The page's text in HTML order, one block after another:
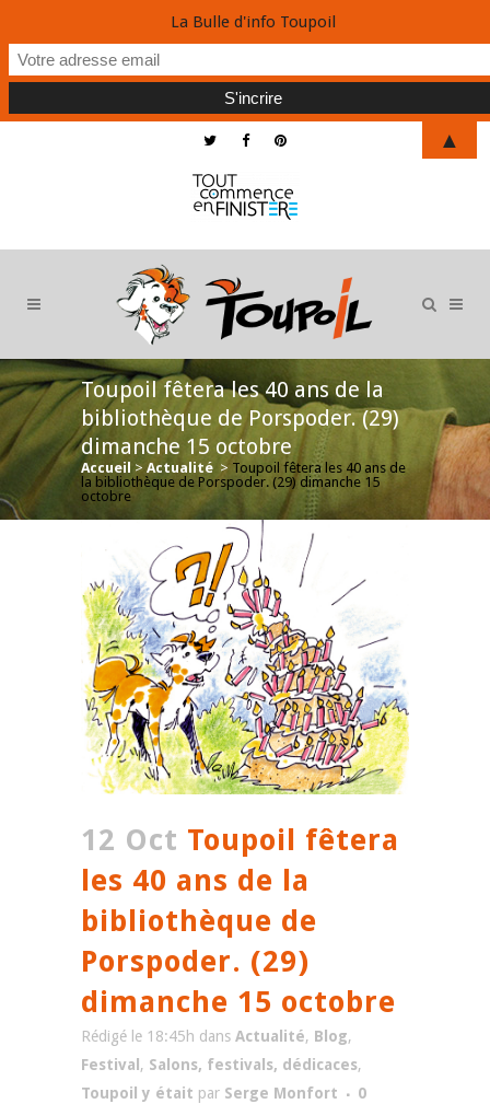
Toupoil fêtera les 40 ans de la
bibliothèque de Porspoder. (29)
dimanche 15 octobre
Accueil > Actualité > Toupoil fêtera les 40 ans de
la bibliothèque de Porspoder. (29) dimanche 15
octobre
12 Oct Toupoil fêtera
les 40 ans de la
bibliothèque de
Porspoder. (29)
dimanche 15 octobre
Rédigé le 18:45h dans Actualité, Blog,
Festival , Salons, festivals, dédicaces,
Toupoil y était par Serge Monfort
0
La Bulle d'info Toupoil
▲